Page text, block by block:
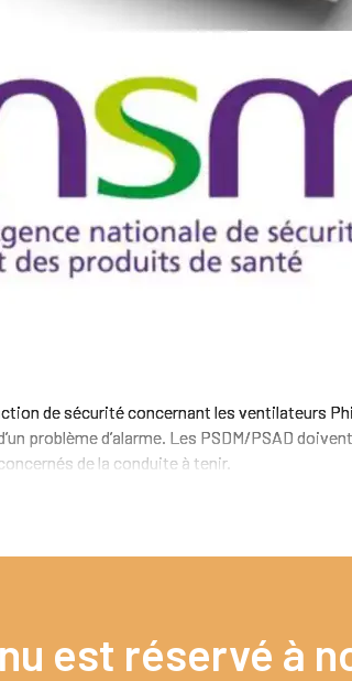
de sécurité concernant les ventilateurs
problème d’alarme. Les PSDM/PSAD
de la conduite à tenir.
est réservé à